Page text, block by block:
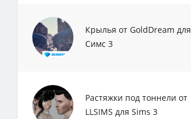
Крылья от GoldDream для
Симс 3
Растяжки под тоннели от
LLSIMS для Sims 3